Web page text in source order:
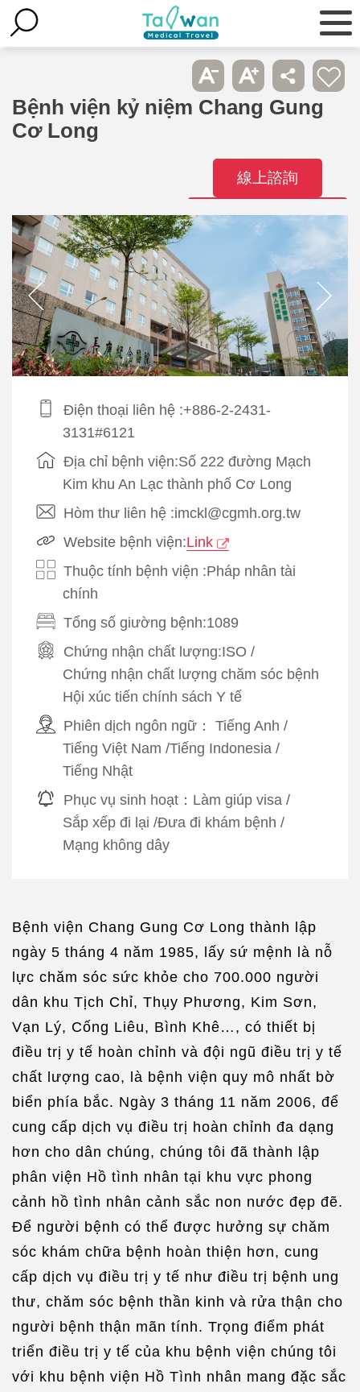
Bệnh viện kỷ niệm Chang Gung
Cơ Long
線上諮詢
Liên hệ bệnh
Điện thoại liên hệ :+886-2-2431-
3131#6121
Địa chỉ bệnh viện:Số 222 đường Mạch
Kim khu An Lạc thành phố Cơ Long
Hòm thư liên hệ :imckl@cgmh.org.tw
Website bệnh viện:Link
Thuộc tính bệnh viện :Pháp nhân tài
chính
Tổng số giường bệnh:1089
Chứng nhận chất lượng:ISO /
Chứng nhận chất lượng chăm sóc bệnh
Hội xúc tiến chính sách Y tế
Phiên dịch ngôn ngữ： Tiếng Anh /
Tiếng Việt Nam /Tiếng Indonesia /
Tiếng Nhật
Phục vụ sinh hoạt： Làm giúp visa /
Sắp xếp đi lại /Đưa đi khám bệnh /
Mạng không dây
Bệnh viện Chang Gung Cơ Long thành lập
ngày 5 tháng 4 năm 1985, lấy sứ mệnh là nỗ
lực chăm sóc sức khỏe cho 700.000 người
dân khu Tịch Chỉ, Thụy Phương, Kim Sơn,
Vạn Lý, Cống Liêu, Bình Khê…, có thiết bị
điều trị y tế hoàn chỉnh và đội ngũ điều trị y tế
chất lượng cao, là bệnh viện quy mô nhất bờ
biển phía bắc. Ngày 3 tháng 11 năm 2006, để
cung cấp dịch vụ điều trị hoàn chỉnh đa dạng
hơn cho dân chúng, chúng tôi đã thành lập
phân viện Hồ tình nhân tại khu vực phong
cảnh hồ tình nhân cảnh sắc non nước đẹp đẽ.
Để người bệnh có thể được hưởng sự chăm
sóc khám chữa bệnh hoàn thiện hơn, cung
cấp dịch vụ điều trị y tế như điều trị bệnh ung
thư, chăm sóc bệnh thần kinh và rửa thận cho
người bệnh thận mãn tính. Trọng điểm phát
triển điều trị y tế của khu bệnh viện chúng tôi
với khu bệnh viện Hồ Tình nhân mang đặc sắc